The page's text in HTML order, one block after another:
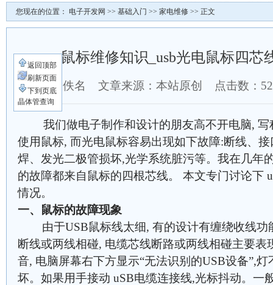
您现在的位置： 电子开发网 >> 基础入门 >> 家电维修 >> 正文
鼠标维修知识_usb光电鼠标四芯
作者：佚名 文章来源：本站原创 点击数：
我们做电子制作和设计的朋友高不开电脑, 写
使用鼠标, 而光电鼠标容易出现如下故障:断线、
焊、发光二极管损坏,光学系统脏污等。我在几年
的故障都来自鼠标的四根芯线。 本文专门讨论下
情况。
一、鼠标的故障现象
由于USB鼠标线太细, 有的设计有缠绕收线功
断线或两线相碰, 电缆芯线断路或两线相碰主要表
音, 电脑屏幕右下方显示“无法识别的USB设备”,
坏。如果用手接动 uSB电缆连接线,光标抖动。一
返回顶部
刷新页面
下到页底
晶体管查询